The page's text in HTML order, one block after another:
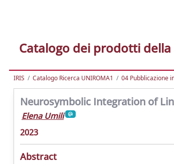
Catalogo dei prodotti della
IRIS Catalogo Ricerca UNIROMA1 04 Pubblicazione
Neurosymbolic Integration of
Elena Umili
2023
Abstract